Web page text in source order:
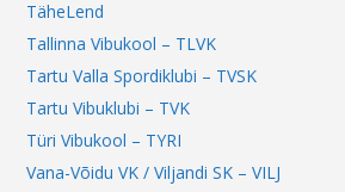
TäheLend
Tallinna Vibukool – TLVK
Tartu Valla Spordiklubi – TVSK
Tartu Vibuklubi – TVK
Türi Vibukool – TYRI
Vana-Võidu VK / Viljandi SK – VILJ